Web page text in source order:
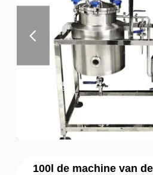
100l de machine van